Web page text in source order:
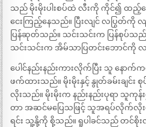
သည် မိုးမိုးပါးစပ်ထဲ လီးကို ကိုင်၍ ထည့်
ငေးကြည့်နေသည်။ ပြီးလျင် လပြွတ်ကို
ပြန်ဆုတ်သည်။ သင်းသင်းက ပြန်စုပ်သည်
သင်းသင်းက အိမ်သာပြတင်းဘောင်ကို
ပေါင်နည်းနည်းကားလိုက်ပြီး သူ နော
ဖက်ထားသည်။ မိုးမိုးနှင့် နွုတ်ခမ်းချင်း
လိုးသည်။ မိုးမိုးက နည်းနည်းပုရာ သူကုန်
တာ အဆင်မပြေသဖြင့် သူအရပ်လိုက်
ရင်း သူ့နို့ကို စို့သည်။ ရူပါခင်သည် တင်စိုး